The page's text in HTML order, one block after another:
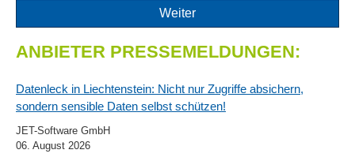
Weiter
ANBIETER PRESSEMELDUNGEN:
Datenleck in Liechtenstein: Nicht nur Zugriffe absichern,
sondern sensible Daten selbst schützen!
JET-Software GmbH
06. August 2026